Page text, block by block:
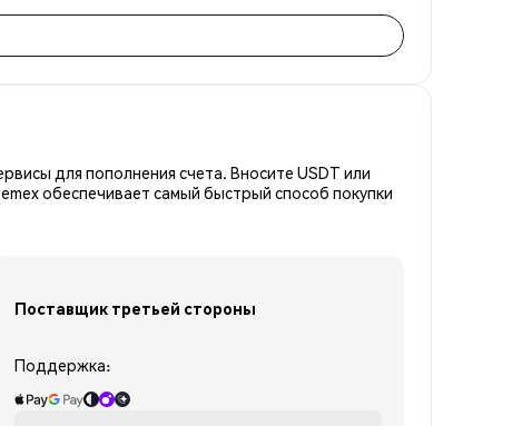
для пополнения счета. Вносите USDT или
обеспечивает самый быстрый способ покупки
Поставщик третьей стороны
Поддержка: